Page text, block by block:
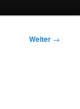
Weiter →